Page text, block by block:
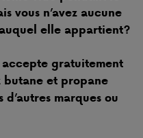
vous n’avez aucune
elle appartient?
gratuitement
butane et propane
marques ou